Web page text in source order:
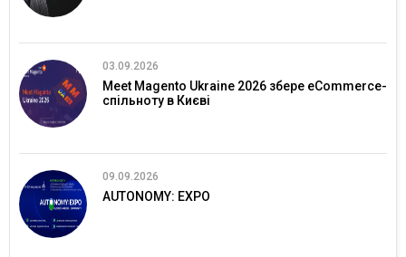
03.09.2026
Meet Magento Ukraine 2026 збере eCommerce-
спільноту в Києві
09.09.2026
AUTONOMY: EXPO